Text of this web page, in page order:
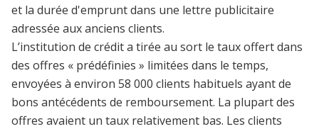
et la durée d'emprunt dans une lettre publicitaire
adressée aux anciens clients.
L’institution de crédit a tirée au sort le taux offert dans
des offres « prédéfinies » limitées dans le temps,
envoyées à environ 58 000 clients habituels ayant de
bons antécédents de remboursement. La plupart des
offres avaient un taux relativement bas. Les clients